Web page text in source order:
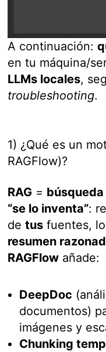
A continuación:
en tu máquina/
LLMs locales,
troubleshooting.
1) ¿Qué es un
RAGFlow)?
RAG = búsqueda
“se lo inventa”:
detus fuentes,
resumen
RAGFlow añade:
DeepDoc
documentos)
imágenes y
Chunking